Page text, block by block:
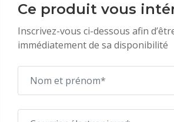
Ce produit vous
Inscrivez-vous ci-dessous afin
immédiatement de sa disponibilité